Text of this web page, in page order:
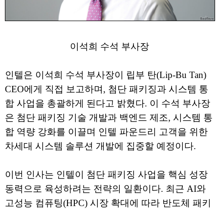
이석희 수석 부사장
인텔은 이석희 수석 부사장이 립부 탄(Lip-Bu Tan)
CEO에게 직접 보고하며, 첨단 패키징과 시스템 통
합 사업을 총괄하게 된다고 밝혔다. 이 수석 부사장
은 첨단 패키징 기술 개발과 백엔드 제조, 시스템 통
합 역량 강화를 이끌며 인텔 파운드리 고객을 위한
차세대 시스템 솔루션 개발에 집중할 예정이다.
이번 인사는 인텔이 첨단 패키징 사업을 핵심 성장
동력으로 육성하려는 전략의 일환이다. 최근 AI와
고성능 컴퓨팅(HPC) 시장 확대에 따라 반도체 패키